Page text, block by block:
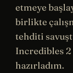
etmeye
birlikte
tehditi
Incredibles 2
hazırladım.